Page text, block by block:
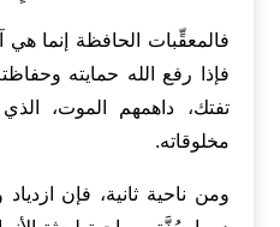
فالمعقِّبات الحافظة إنما هي
فإذا رفع الله حمايته
تفتك، داهمهم الموت،
مخلوقاته.
ومن ناحية ثانية، فإن ازدياد